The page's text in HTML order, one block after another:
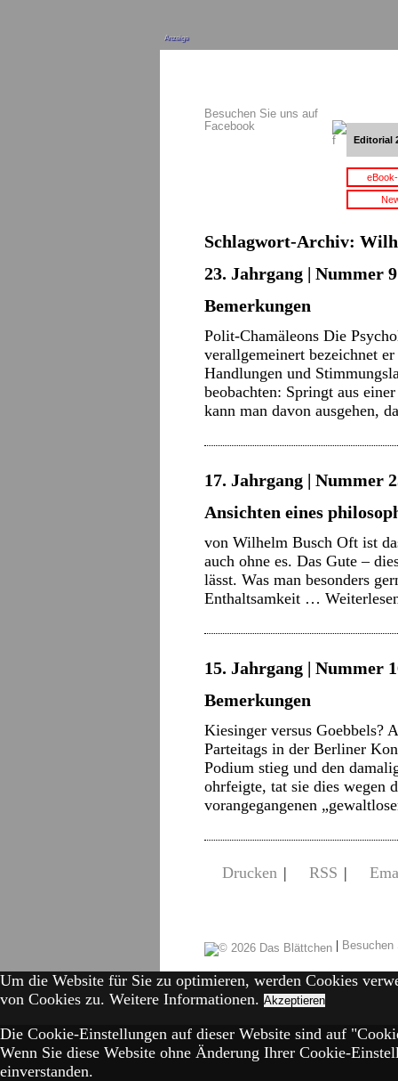
Anzeige
Besuchen Sie uns auf
Facebook
Editorial
Schlagwort-Archiv:
23. Jahrgang | Nummer
Bemerkungen
Polit-Chamäleons Die
verallgemeinert bezeichnet
Handlungen und
beobachten: Springt aus
kann man davon ausgehen,
17. Jahrgang | Nummer
Ansichten eines
von Wilhelm Busch Oft ist
auch ohne es. Das Gute –
lässt. Was man besonders
Enthaltsamkeit …
15. Jahrgang | Nummer
Bemerkungen
Kiesinger versus Goebbels?
Parteitags in der Berliner
Podium stieg und den
ohrfeigte, tat sie dies wegen
vorangegangenen
Drucken | RSS |
|
Um die Website für Sie zu optimieren, werden Cookies
von Cookies zu. Weitere Informationen. Akzeptieren
Die Cookie-Einstellungen auf dieser Website sind auf
Wenn Sie diese Website ohne Änderung Ihrer Cookie-
einverstanden.